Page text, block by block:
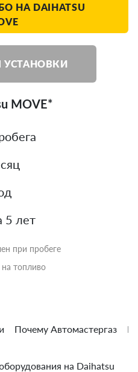
НА DAIHATSU
MOVE*
5 лет
при пробеге
топливо
Почему Автомастергаз
на Daihatsu